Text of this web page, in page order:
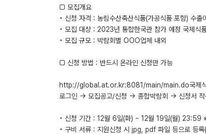
□ 모집개요
◦ 신청 자격 : 농림수산축산식품(가공식품 포함) 수출
◦ 모집 대상 : 2023년 통합한국관 참가 예정 국제식
◦ 모집 규모 : 박람회별 OOO업체 내외
□ 신청 방법 : 반드시 온라인 신청만 가능
http://global.at.or.kr:8081/main/main.do국제
로그인 → 모집공고/신청 → 종합박람회 → 신청서 작
◦ 신청 기간 : 12월 6일(화) ~ 12월 19일(월) 23:59
◦ 구비 서류 : 지원신청 시 jpg, pdf 파일 등으로 등록